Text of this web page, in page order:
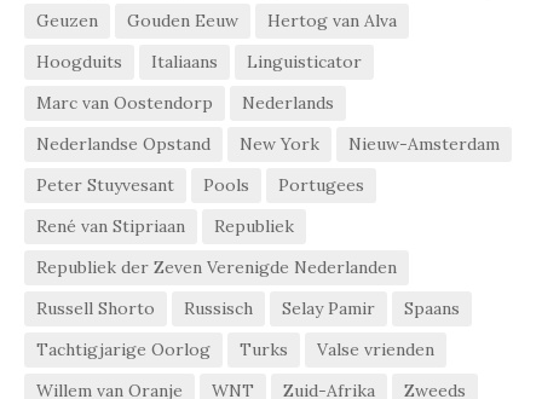
Geuzen
Gouden Eeuw
Hertog van Alva
Hoogduits
Italiaans
Linguisticator
Marc van Oostendorp
Nederlands
Nederlandse Opstand
New York
Nieuw-Amsterdam
Peter Stuyvesant
Pools
Portugees
René van Stipriaan
Republiek
Republiek der Zeven Verenigde Nederlanden
Russell Shorto
Russisch Selay Pamir
Spaans
Tachtigjarige Oorlog
Turks
Valse vrienden
Willem van Oranje
WNT Zuid-Afrika Zweeds